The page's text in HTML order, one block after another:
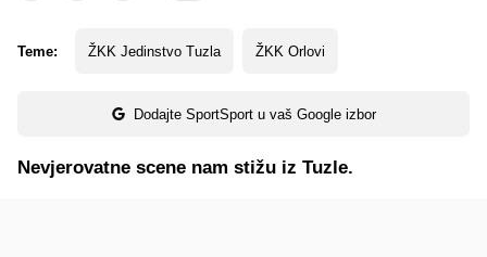
Teme: ŽKK Jedinstvo Tuzla ŽKK Orlovi
Dodajte SportSport u vaš Google izbor
Nevjerovatne scene nam stižu iz Tuzle.